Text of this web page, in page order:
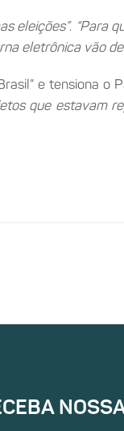
eleições”. “Para
eletrônica vão
e tensiona o
que estavam